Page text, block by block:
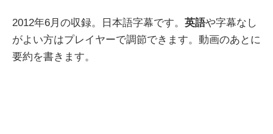
2012年6月の収録。日本語字幕です。 英語や字幕なし
がよい方はプレイヤーで調節できます。動画のあとに
要約を書きます。